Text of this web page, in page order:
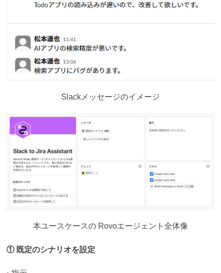
Slackメッセージのイメージ
本ユースケースの Rovoエージェント全体像
① 既定のシナリオを設定